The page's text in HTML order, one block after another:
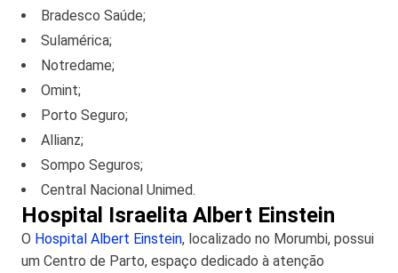
Bradesco Saúde;
Sulamérica;
Notredame;
Omint;
Porto Seguro;
Allianz;
Sompo Seguros;
Central Nacional Unimed.
Hospital Israelita Albert Einstein
O Hospital Albert Einstein, localizado no Morumbi, possui
um Centro de Parto, espaço dedicado à atenção